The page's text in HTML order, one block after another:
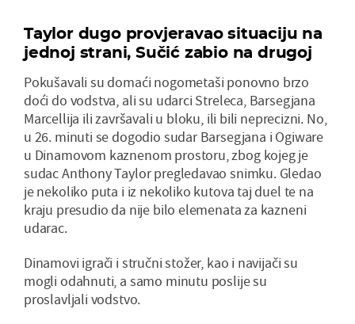
Taylor dugo provjeravao situaciju na
jednoj strani, Sučić zabio na drugoj
Pokušavali su domaći nogometaši ponovno brzo
doći do vodstva, ali su udarci Streleca, Barsegjana
Marcellija ili završavali u bloku, ili bili neprecizni. No,
u 26. minuti se dogodio sudar Barsegjana i Ogiware
u Dinamovom kaznenom prostoru, zbog kojeg je
sudac Anthony Taylor pregledavao snimku. Gledao
je nekoliko puta i iz nekoliko kutova taj duel te na
kraju presudio da nije bilo elemenata za kazneni
udarac.
Dinamovi igrači i stručni stožer, kao i navijači su
mogli odahnuti, a samo minutu poslije su
proslavljali vodstvo.